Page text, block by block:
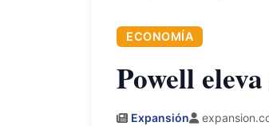
ECONOMÍA
Powell
Expansión